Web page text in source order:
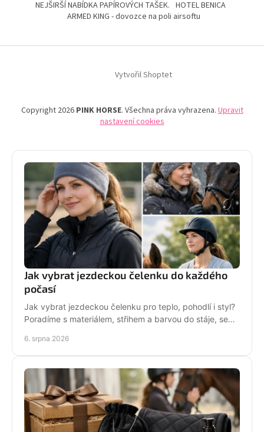
NEJŠIRŠÍ NABÍDKA PAPÍROVÝCH TAŠEK. HOTEL BENICA
ARMED KING - dovozce na poli airsoftu
Vytvořil Shoptet
Copyright 2026 PINK HORSE. Všechna práva vyhrazena.Upravit
nastavení cookies
Jak vybrat jezdeckou čelenku do každého
počasí
Jak vybrat jezdeckou čelenku pro teplo, pohodlí i styl?
Poradíme s materiálem, střihem a barvou do stáje, sedla
6. srpna 2026